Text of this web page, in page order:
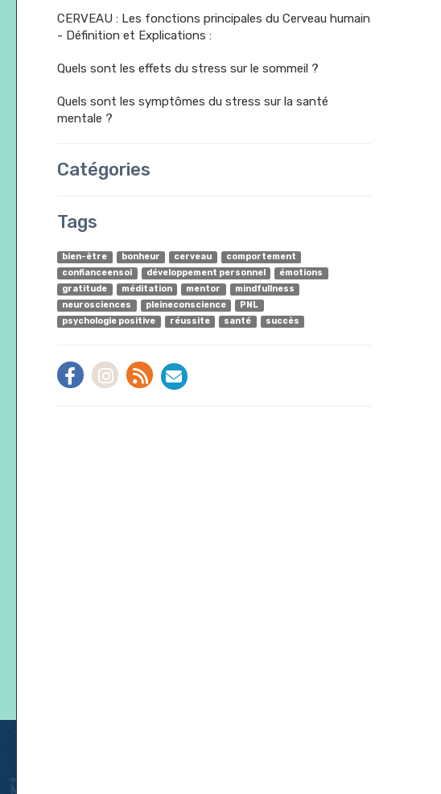
CERVEAU : Les fonctions principales du Cerveau humain
- Définition et Explications :
Quels sont les effets du stress sur le sommeil ?
Quels sont les symptômes du stress sur la santé
mentale ?
Catégories
Tags
bien-être bonheur cerveau
comportement
confianceensoi
développement personnel
émotions
gratitude
méditation mentor
mindfullness
neurosciences
pleineconscience
PNL
psychologie positive
réussite santé succès